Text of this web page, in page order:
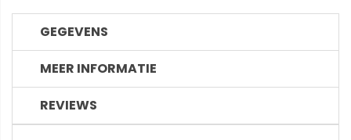
GEGEVENS
MEER INFORMATIE
REVIEWS